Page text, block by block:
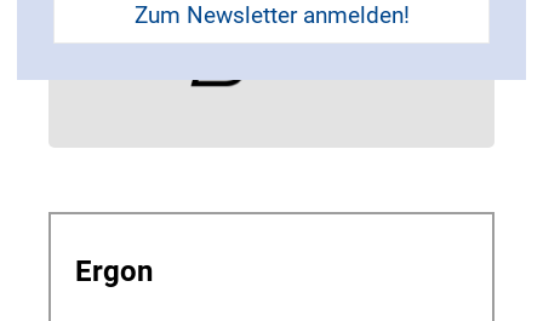
Ergon
Zum Newsletter anmelden!